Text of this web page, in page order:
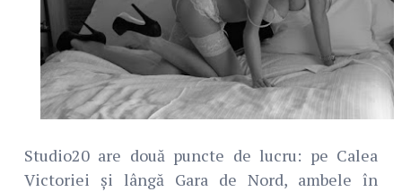
Studio20 are două puncte de lucru: pe Calea
Victoriei și lângă Gara de Nord, ambele în